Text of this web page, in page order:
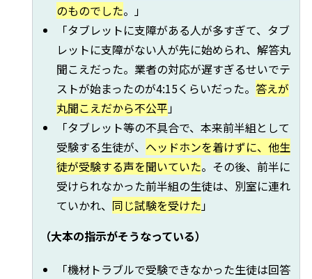
のものでした。」
「タブレットに支障がある人が多すぎて、タブ
レットに支障がない人が先に始められ、解答丸
聞こえだった。業者の対応が遅すぎるせいでテ
ストが始まったのが4:15くらいだった。 答えが
丸聞こえだから不公平 」
「タブレット等の不具合で、本来前半組として
受験する生徒が、 ヘッドホンを着けずに、他生
徒が受験する声を聞いていた。その後、前半に
受けられなかった前半組の生徒は、別室に連れ
ていかれ、 同じ試験を受けた 」
（大本の指示がそうなっている）
「機材トラブルで受験できなかった生徒は回答